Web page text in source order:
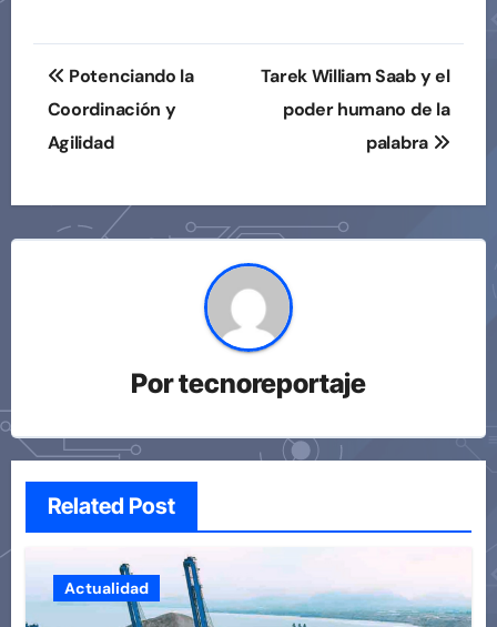
Navegación
de
entradas
Potenciando la
Coordinación y
Agilidad
Tarek William Saab y el
poder humano de la
palabra
Portecnoreportaje
Related Post
Actualidad